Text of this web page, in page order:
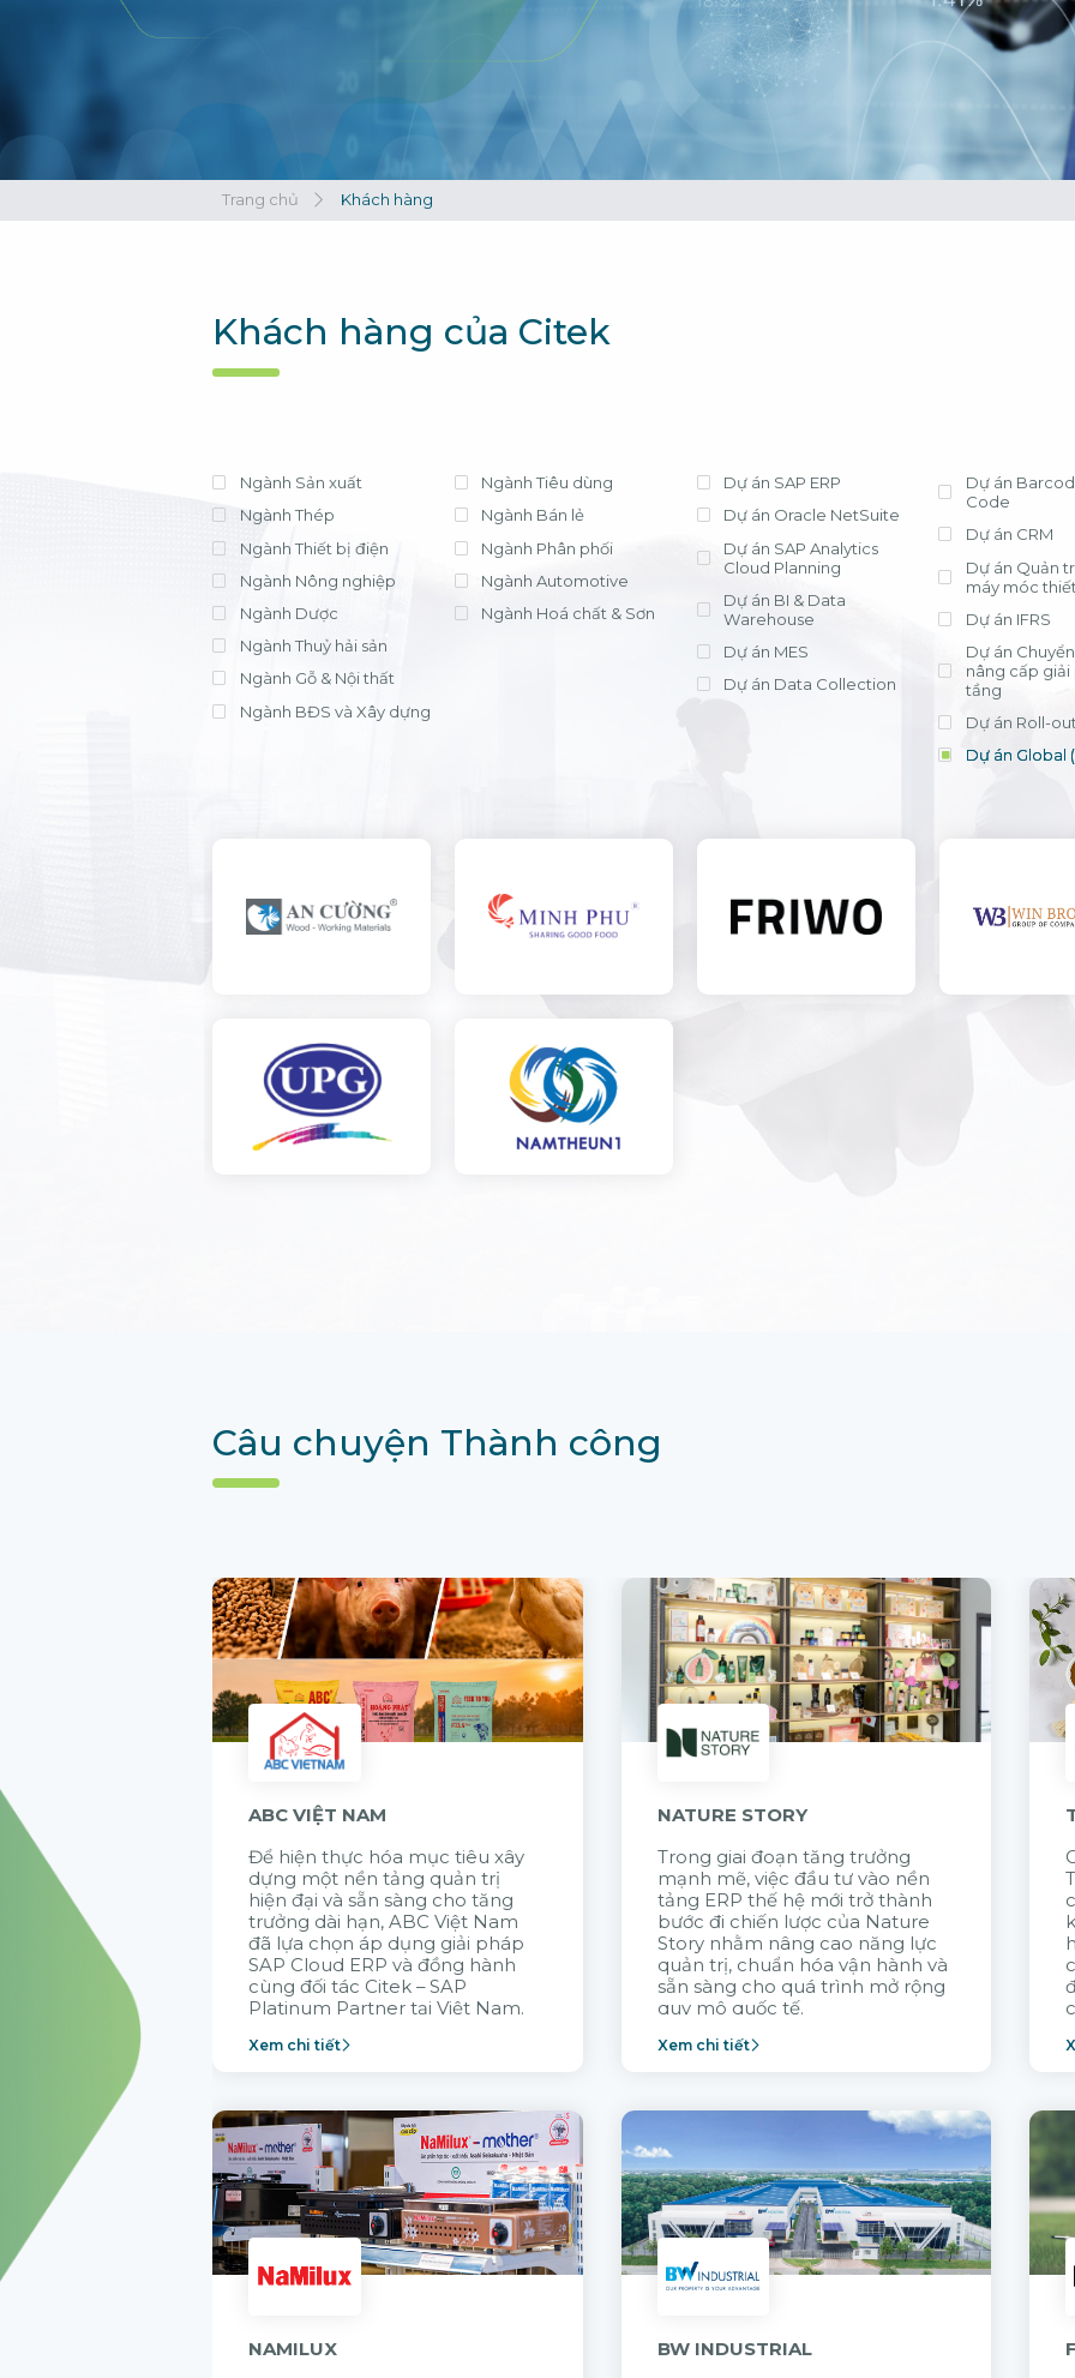
tháng, chi phí
phí license
ứng dụng
cần lựa chọn
triển khai có
Xem chi tiết
Bà Nguyễn
Trưởng Phòng
- Công ty
Trang chủ Khách hàng
Khách hàng của Citek
Ngành Sản xuất
Ngành Thép
Ngành Thiết bị điện
Ngành Nông nghiệp
Ngành Dược
Ngành Thuỷ hải sản
Ngành Gỗ & Nội thất
Ngành BĐS và Xây dựng
Ngành Tiêu dùng
Ngành Bán lẻ
Ngành Phân phối
Ngành Automotive
Ngành Hoá chất & Sơn
Dự án SAP ERP
Dự án Oracle NetSuite
Dự án SAP Analytics
Cloud Planning
Dự án BI & Data
Warehouse
Dự án MES
Dự án Data Collection
Dự án
Code
Dự án CRM
Dự án Quản
máy móc
Dự án IFRS
Dự án
nâng cấp giải
tầng
Dự án Roll-out
Dự án Global
Câu chuyện Thành công
ABC VIỆT NAM
Để hiện thực hóa mục tiêu xây
dựng một nền tảng quản trị
hiện đại và sẵn sàng cho tăng
trưởng dài hạn, ABC Việt Nam
đã lựa chọn áp dụng giải pháp
SAP Cloud ERP và đồng hành
cùng đối tác Citek – SAP
Platinum Partner tại Việt Nam.
Xem chi tiết
NATURE STORY
Trong giai đoạn tăng trưởng
mạnh mẽ, việc đầu tư vào nền
tảng ERP thế hệ mới trở thành
bước đi chiến lược của Nature
Story nhằm nâng cao năng lực
quản trị, chuẩn hóa vận hành và
sẵn sàng cho quá trình mở rộng
quy mô quốc tế.
Xem chi tiết
NAMILUX
BW INDUSTRIAL